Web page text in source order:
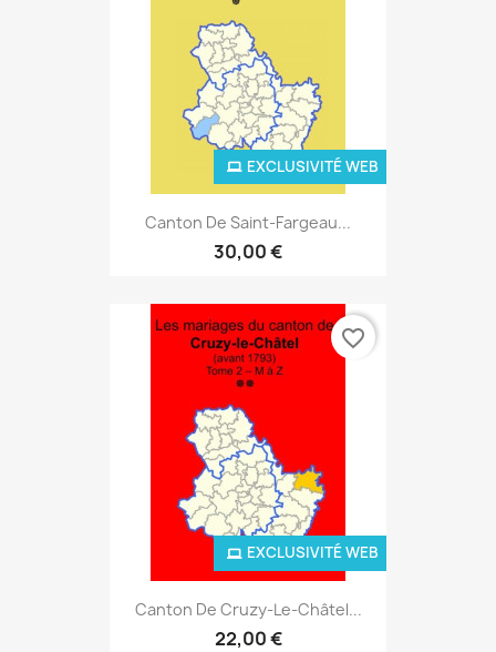
Canton De Saint-Fargeau...
30,00 €
EXCLUSIVITÉ WEB
Canton De Cruzy-Le-Châtel...
22,00 €
EXCLUSIVITÉ WEB
favorite_border